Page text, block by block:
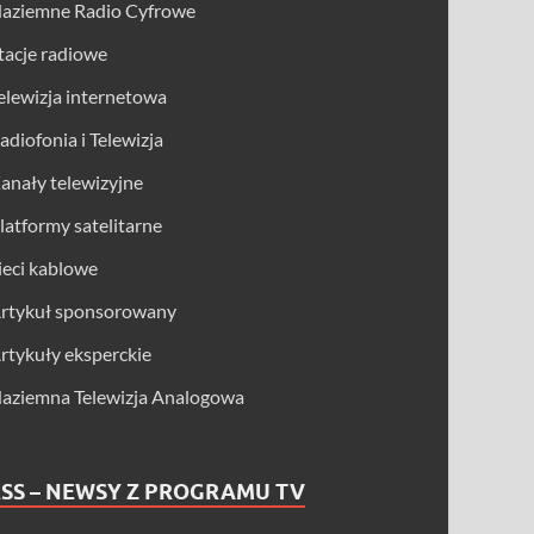
Radio Cyfrowe
radiowe
internetowa
i Telewizja
telewizyjne
satelitarne
kablowe
sponsorowany
eksperckie
Telewizja Analogowa
– NEWSY Z PROGRAMU TV